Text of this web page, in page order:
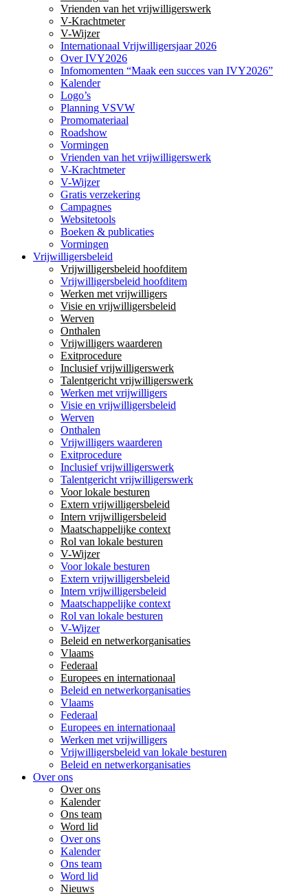
Vrienden van het vrijwilligerswerk
V-Krachtmeter
V-Wijzer
Internationaal Vrijwilligersjaar 2026
Over IVY2026
Infomomenten “Maak een succes van IVY2026”
Kalender
Logo’s
Planning VSVW
Promomateriaal
Roadshow
Vormingen
Vrienden van het vrijwilligerswerk
V-Krachtmeter
V-Wijzer
Gratis verzekering
Campagnes
Websitetools
Boeken & publicaties
Vormingen
Vrijwilligersbeleid
Vrijwilligersbeleid hoofditem
Vrijwilligersbeleid hoofditem
Werken met vrijwilligers
Visie en vrijwilligersbeleid
Werven
Onthalen
Vrijwilligers waarderen
Exitprocedure
Inclusief vrijwilligerswerk
Talentgericht vrijwilligerswerk
Werken met vrijwilligers
Visie en vrijwilligersbeleid
Werven
Onthalen
Vrijwilligers waarderen
Exitprocedure
Inclusief vrijwilligerswerk
Talentgericht vrijwilligerswerk
Voor lokale besturen
Extern vrijwilligersbeleid
Intern vrijwilligersbeleid
Maatschappelijke context
Rol van lokale besturen
V-Wijzer
Voor lokale besturen
Extern vrijwilligersbeleid
Intern vrijwilligersbeleid
Maatschappelijke context
Rol van lokale besturen
V-Wijzer
Beleid en netwerkorganisaties
Vlaams
Federaal
Europees en internationaal
Beleid en netwerkorganisaties
Vlaams
Federaal
Europees en internationaal
Werken met vrijwilligers
Vrijwilligersbeleid van lokale besturen
Beleid en netwerkorganisaties
Over ons
Over ons
Kalender
Ons team
Word lid
Over ons
Kalender
Ons team
Word lid
Nieuws